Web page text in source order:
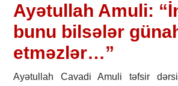
Ayətullah Amuli:
bunu bilsələr
etməzlər…”
Ayətullah Cavadi Amuli təfsir